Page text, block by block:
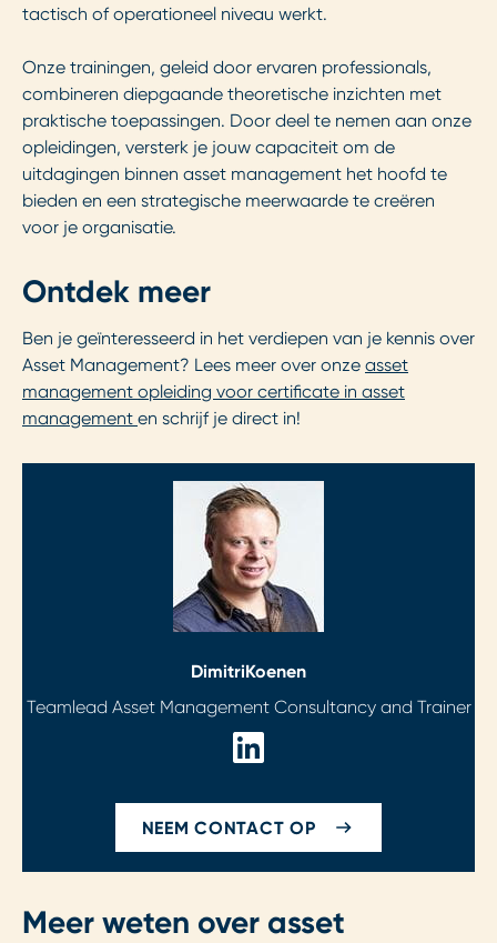
tactisch of operationeel niveau werkt.
Onze trainingen, geleid door ervaren professionals,
combineren diepgaande theoretische inzichten met
praktische toepassingen. Door deel te nemen aan onze
opleidingen, versterk je jouw capaciteit om de
uitdagingen binnen asset management het hoofd te
bieden en een strategische meerwaarde te creëren
voor je organisatie.
Ontdek meer
Ben je geïnteresseerd in het verdiepen van je kennis over
Asset Management? Lees meer over onze asset
management opleiding voor certificate in asset
management en schrijf je direct in!
DimitriKoenen
Teamlead Asset Management Consultancy and Trainer
NEEM CONTACT OP
Meer weten over asset